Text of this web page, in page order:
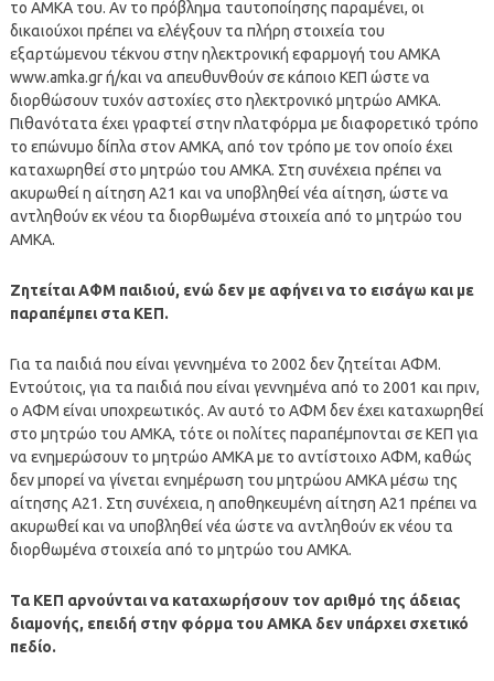
το ΑΜΚΑ του. Αν το πρόβλημα ταυτοποίησης παραμένει, οι
δικαιούχοι πρέπει να ελέγξουν τα πλήρη στοιχεία του
εξαρτώμενου τέκνου στην ηλεκτρονική εφαρμογή του ΑΜΚΑ
www.amka.gr ή/και να απευθυνθούν σε κάποιο ΚΕΠ ώστε να
διορθώσουν τυχόν αστοχίες στο ηλεκτρονικό μητρώο ΑΜΚΑ.
Πιθανότατα έχει γραφτεί στην πλατφόρμα με διαφορετικό τρόπο
το επώνυμο δίπλα στον ΑΜΚΑ, από τον τρόπο με τον οποίο έχει
καταχωρηθεί στο μητρώο του ΑΜΚΑ. Στη συνέχεια πρέπει να
ακυρωθεί η αίτηση Α21 και να υποβληθεί νέα αίτηση, ώστε να
αντληθούν εκ νέου τα διορθωμένα στοιχεία από το μητρώο του
ΑΜΚΑ.
Ζητείται ΑΦΜ παιδιού, ενώ δεν με αφήνει να το εισάγω και με
παραπέμπει στα ΚΕΠ.
Για τα παιδιά που είναι γεννημένα το 2002 δεν ζητείται ΑΦΜ.
Εντούτοις, για τα παιδιά που είναι γεννημένα από το 2001 και πριν,
ο ΑΦΜ είναι υποχρεωτικός. Αν αυτό το ΑΦΜ δεν έχει καταχωρηθεί
στο μητρώο του ΑΜΚΑ, τότε οι πολίτες παραπέμπονται σε ΚΕΠ για
να ενημερώσουν το μητρώο ΑΜΚΑ με το αντίστοιχο ΑΦΜ, καθώς
δεν μπορεί να γίνεται ενημέρωση του μητρώου ΑΜΚΑ μέσω της
αίτησης Α21. Στη συνέχεια, η αποθηκευμένη αίτηση Α21 πρέπει να
ακυρωθεί και να υποβληθεί νέα ώστε να αντληθούν εκ νέου τα
διορθωμένα στοιχεία από το μητρώο του ΑΜΚΑ.
Τα ΚΕΠ αρνούνται να καταχωρήσουν τον αριθμό της άδειας
διαμονής, επειδή στην φόρμα του ΑΜΚΑ δεν υπάρχει σχετικό
πεδίο.